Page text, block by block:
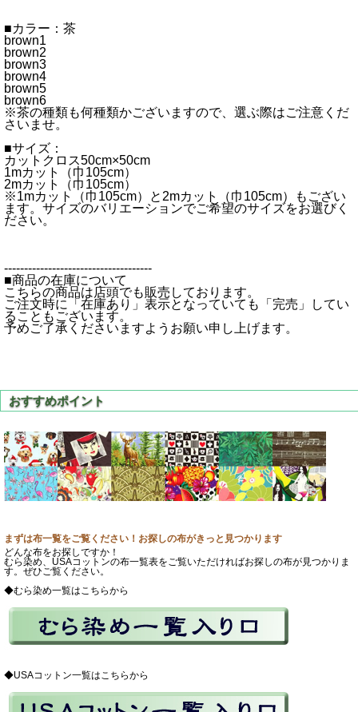
■カラー：茶
brown1
brown2
brown3
brown4
brown5
brown6
※茶の種類も何種類かございますので、選ぶ際はご注意くだ
さいませ。
■サイズ：
カットクロス50cm×50cm
1mカット（巾105cm）
2mカット（巾105cm）
※1mカット（巾105cm）と2mカット（巾105cm）もござい
ます。サイズのバリエーションでご希望のサイズをお選びく
ださい。
-------------------------------------
■商品の在庫について
こちらの商品は店頭でも販売しております。
ご注文時に「在庫あり」表示となっていても「完売」してい
ることもございます。
予めご了承くださいますようお願い申し上げます。
まずは布一覧をご覧ください！お探しの布がきっと見つかります
どんな布をお探しですか！
むら染め、USAコットンの布一覧表をご覧いただければお探しの布が見つかりま
す。ぜひご覧ください。
◆むら染め一覧はこちらから
◆USAコットン一覧はこちらから